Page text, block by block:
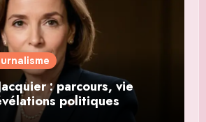
: parcours, vie
politiques